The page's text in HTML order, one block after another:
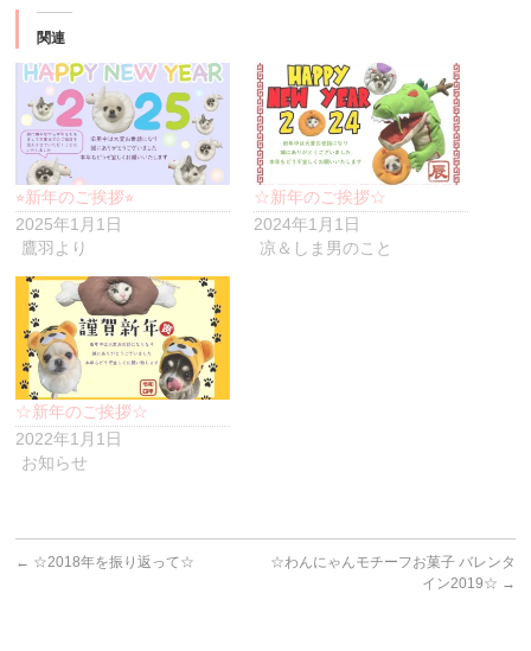
る
に
は
ク
リ
ッ
ク
し
て
く
だ
さ
い
(新
し
い
ウ
ィ
ン
ド
ウ
で
開
き
ま
す)
関連
⭐︎新年のご挨拶⭐︎
2025年1月1日
鷹羽より
☆新年のご挨拶☆
2024年1月1日
凉＆しま男のこと
☆新年のご挨拶☆
2022年1月1日
お知らせ
← ☆2018年を振り返って☆
☆わんにゃんモチーフお菓子 バレンタ
イン2019☆ →